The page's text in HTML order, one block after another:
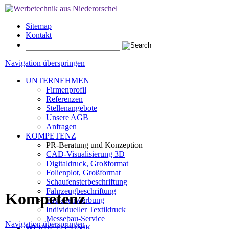
Sitemap
Kontakt
Navigation überspringen
UNTERNEHMEN
Firmenprofil
Referenzen
Stellenangebote
Unsere AGB
Anfragen
KOMPETENZ
PR-Beratung und Konzeption
CAD-Visualisierung 3D
Digitaldruck, Großformat
Folienplot, Großformat
Schaufensterbeschriftung
Fahrzeugbeschriftung
Fassadenwerbung
Individueller Textildruck
Messebau-Service
Kompetenz
Navigation überspringen